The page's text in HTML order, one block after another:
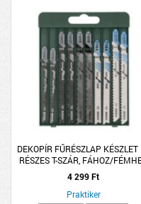
DEKOPÍR FŰRÉSZLAP KÉSZLET
RÉSZES T-SZÁR, FÁHOZ/
4 299 Ft
Praktiker